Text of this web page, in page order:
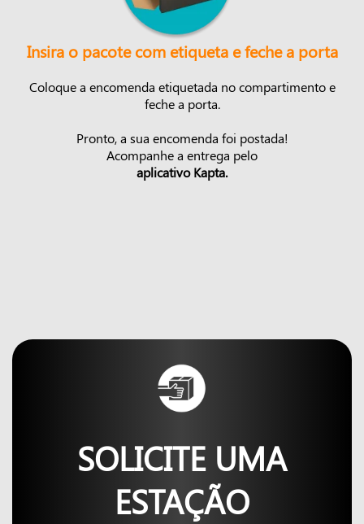
Insira o pacote com etiqueta e feche a porta
Coloque a encomenda etiquetada no compartimento e
feche a porta.
Pronto, a sua encomenda foi postada!
Acompanhe a entrega pelo
aplicativo Kapta.
SOLICITE UMA
ESTAÇÃO